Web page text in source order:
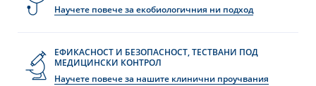
Научете повече за екобиологичния ни подход
ЕФИКАСНОСТ И БЕЗОПАСНОСТ, ТЕСТВАНИ ПОД
МЕДИЦИНСКИ КОНТРОЛ
Научете повече за нашите клинични проучвания